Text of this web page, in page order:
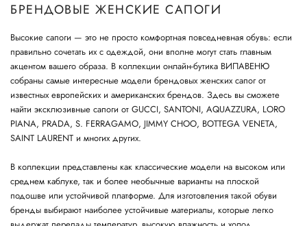
БРЕНДОВЫЕ ЖЕНСКИЕ САПОГИ
Высокие сапоги — это не просто комфортная повседневная обувь: если
правильно сочетать их с одеждой, они вполне могут стать главным
акцентом вашего образа. В коллекции онлайн-бутика ВИПАВЕНЮ
собраны самые интересные модели брендовых женских сапог от
известных европейских и американских брендов. Здесь вы сможете
найти эксклюзивные сапоги от GUCCI, SANTONI, AQUAZZURA, LORO
PIANA, PRADA, S. FERRAGAMO, JIMMY CHOO, BOTTEGA VENETA,
SAINT LAURENT и многих других.
В коллекции представлены как классические модели на высоком или
среднем каблуке, так и более необычные варианты на плоской
подошве или устойчивой платформе. Для изготовления такой обуви
бренды выбирают наиболее устойчивые материалы, которые легко